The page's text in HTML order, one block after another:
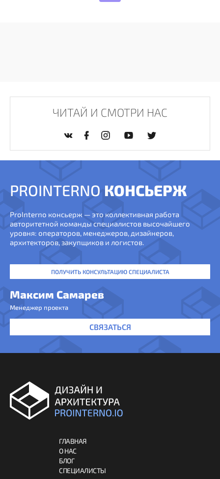
ЧИТАЙ И СМОТРИ НАС
PROINTERNO КОНСЬЕРЖ
ProInterno консьерж — это коллективная работа
авторитетной команды специалистов высочайшего
уровня: операторов, менеджеров, дизайнеров,
архитекторов, закупщиков и логистов.
ПОЛУЧИТЬ КОНСУЛЬТАЦИЮ СПЕЦИАЛИСТА
Максим Самарев
Менеджер проекта
СВЯЗАТЬСЯ
ГЛАВНАЯ
О НАС
БЛОГ
СПЕЦИАЛИСТЫ